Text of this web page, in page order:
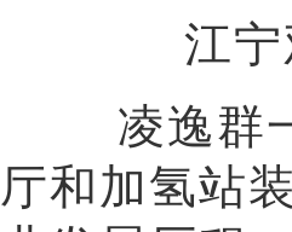
江
凌逸群一
厅和加氢站